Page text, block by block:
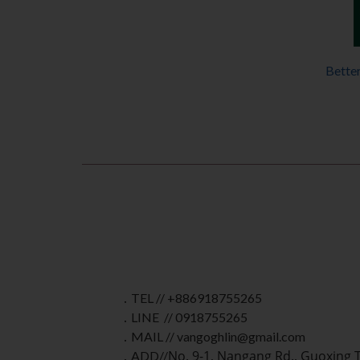
․ TEL // +886918755265
․ LINE // 0918755265
․ MAIL // vangoghlin@gmail.com
․ ADD//No. 9-1, Nangang Rd., Guoxing